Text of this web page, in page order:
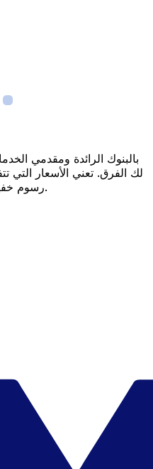
لك الفرق. تعني الأسعار التي
رسوم خفية قيمة أكبر على كل عملية تحويل.